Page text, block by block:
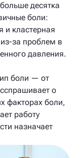
десятка
боли:
и кластерная
за проблем в
давления.
боли — от
о
факторах боли,
работу
назначает